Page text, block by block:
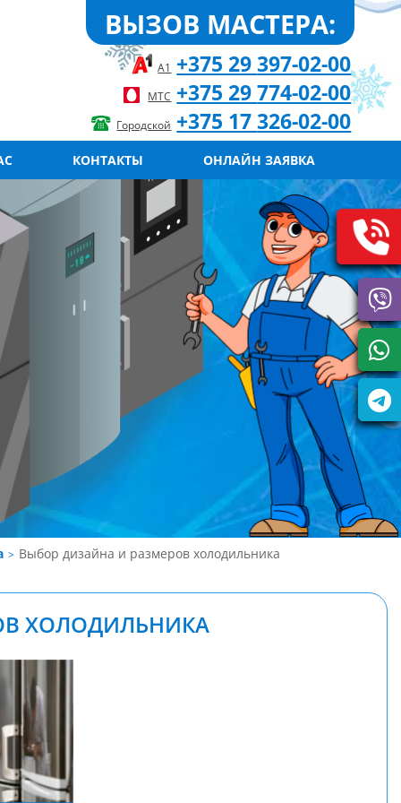
ВЫЗОВ МАСТЕРА:
А1 +375 29397-02-00
МТС +375 29774-02-00
Городской +375 17326-02-00
КОНТАКТЫ ОНЛАЙН ЗАЯВКА
Выбор дизайна и размеров холодильника
ХОЛОДИЛЬНИКА